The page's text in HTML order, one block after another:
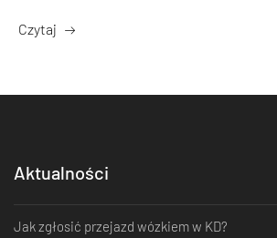
Czytaj
Aktualności
Jak zgłosić przejazd wózkiem w KD?